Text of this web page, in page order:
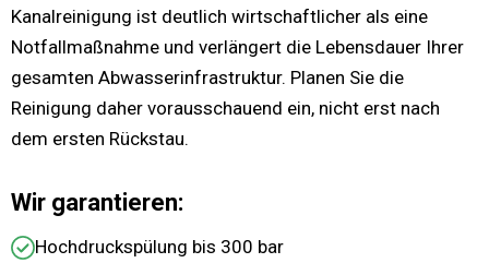
Kanalreinigung ist deutlich wirtschaftlicher als eine
Notfallmaßnahme und verlängert die Lebensdauer Ihrer
gesamten Abwasserinfrastruktur. Planen Sie die
Reinigung daher vorausschauend ein, nicht erst nach
dem ersten Rückstau.
Wir garantieren:
Hochdruckspülung bis 300 bar